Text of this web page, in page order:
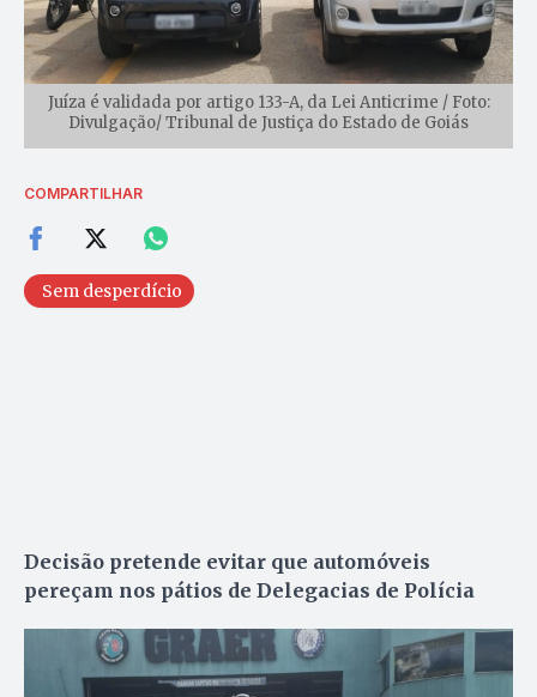
Juíza é validada por artigo 133-A, da Lei Anticrime / Foto:
Divulgação/ Tribunal de Justiça do Estado de Goiás
COMPARTILHAR
Sem desperdício
Decisão pretende evitar que automóveis
pereçam nos pátios de Delegacias de Polícia